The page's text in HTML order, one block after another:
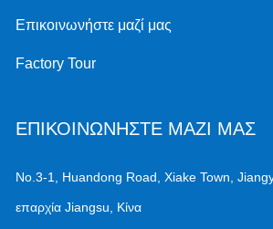
Επικοινωνήστε μαζί μας
Factory Tour
ΕΠΙΚΟΙΝΩΝΗΣΤΕ ΜΑΖΙ ΜΑΣ
No.3-1, Huandong Road, Xiake Town,
επαρχία Jiangsu, Κίνα